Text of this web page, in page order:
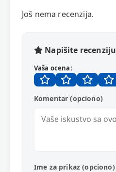
Još nema recenzija.
Napišite recenziju
Vaša ocena:
Komentar (opciono)
Ime za prikaz (opciono)